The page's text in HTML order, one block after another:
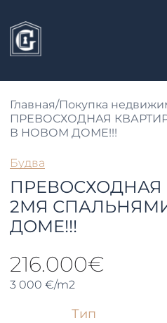
Главная/Покупка
ПРЕВОСХОДНАЯ
В НОВОМ ДОМЕ!!!
Будва
ПРЕВОСХОДНАЯ
2МЯ
ДОМЕ!!!
216.000€
3 000 €/m2
Тип